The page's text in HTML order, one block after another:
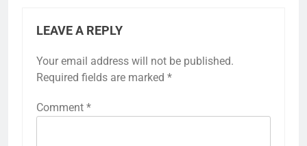
LEAVE A REPLY
Your email address will not be published.
Required fields are marked *
Comment *